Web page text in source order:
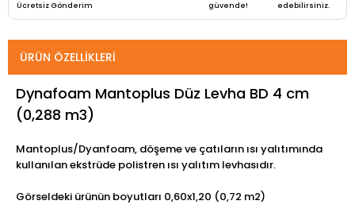
Ücretsiz Gönderim
güvende!
edebilirsiniz.
ÜRÜN ÖZELLIKLERI
Dynafoam Mantoplus Düz Levha BD 4 cm
(0,288 m3)
Mantoplus/Dyanfoam, döşeme ve çatıların ısı yalıtımında
kullanılan ekstrüde polistren ısı yalıtım levhasıdır.
Görseldeki ürünün boyutları 0,60x1,20 (0,72 m2)